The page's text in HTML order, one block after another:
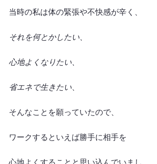
当時の私は体の緊張や不快感が辛く、
それを何とかしたい、
心地よくなりたい、
省エネで生きたい
そんなことを願っていたので、
ワークするといえば勝手に相手を
心地よくすることと思い込んでいまし